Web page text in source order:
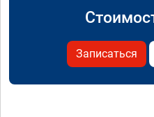
Записаться